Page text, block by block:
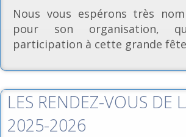
Nous vous espérons très
pour son organisation,
participation à cette grande
LES RENDEZ-VOUS DE
2025-2026